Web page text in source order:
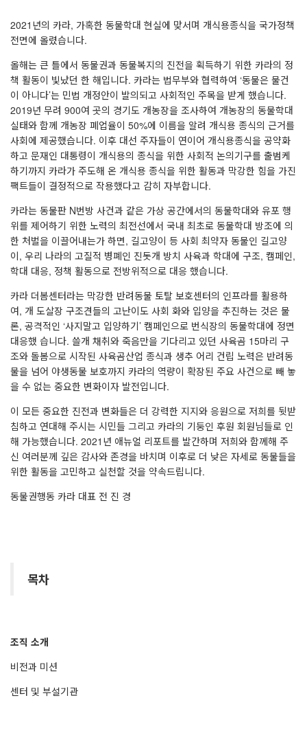
2021년의 카라, 가혹한 동물학대 현실에 맞서며 개식용종식을 국가정책
전면에 올렸습니다.
올해는 큰 틀에서 동물권과 동물복지의 진전을 획득하기 위한 카라의 정
책 활동이 빛났던 한 해입니다. 카라는 법무부와 협력하여 ‘동물은 물건
이 아니다’는 민법 개정안이 발의되고 사회적인 주목을 받게 했습니다.
2019년 무려 900여 곳의 경기도 개농장을 조사하여 개농장의 동물학대
실태와 함께 개농장 폐업율이 50%에 이름을 알려 개식용 종식의 근거를
사회에 제공했습니다. 이후 대선 주자들이 연이어 개식용종식을 공약화
하고 문재인 대통령이 개식용의 종식을 위한 사회적 논의기구를 출범케
하기까지 카라가 주도해 온 개식용 종식을 위한 활동과 막강한 힘을 가진
팩트들이 결정적으로 작용했다고 감히 자부합니다.
카라는 동물판 N번방 사건과 같은 가상 공간에서의 동물학대와 유포 행
위를 제어하기 위한 노력의 최전선에서 국내 최초로 동물학대 방조에 의
한 처벌을 이끌어내는가 하면, 길고양이 등 사회 최약자 동물인 길고양
이, 우리 나라의 고질적 병폐인 진돗개 방치 사육과 학대에 구조, 캠페인,
학대 대응, 정책 활동으로 전방위적으로 대응 했습니다.
카라 더봄센터라는 막강한 반려동물 토탈 보호센터의 인프라를 활용하
여, 개 도살장 구조견들의 고난이도 사회 화와 입양을 추진하는 것은 물
론, 공격적인 ‘사지말고 입양하기’ 캠페인으로 번식장의 동물학대에 정면
대응했 습니다. 쓸개 채취와 죽음만을 기다리고 있던 사육곰 15마리 구
조와 돌봄으로 시작된 사육곰산업 종식과 생추 어리 건립 노력은 반려동
물을 넘어 야생동물 보호까지 카라의 역량이 확장된 주요 사건으로 빼 놓
을 수 없는 중요한 변화이자 발전입니다.
이 모든 중요한 진전과 변화들은 더 강력한 지지와 응원으로 저희를 뒷받
침하고 연대해 주시는 시민들 그리고 카라의 기둥인 후원 회원님들로 인
해 가능했습니다. 2021년 애뉴얼 리포트를 발간하며 저희와 함께해 주
신 여러분께 깊은 감사와 존경을 바치며 이후로 더 낮은 자세로 동물들을
위한 활동을 고민하고 실천할 것을 약속드립니다.
동물권행동 카라 대표 전 진 경
목차
조직 소개
비전과 미션
센터 및 부설기관